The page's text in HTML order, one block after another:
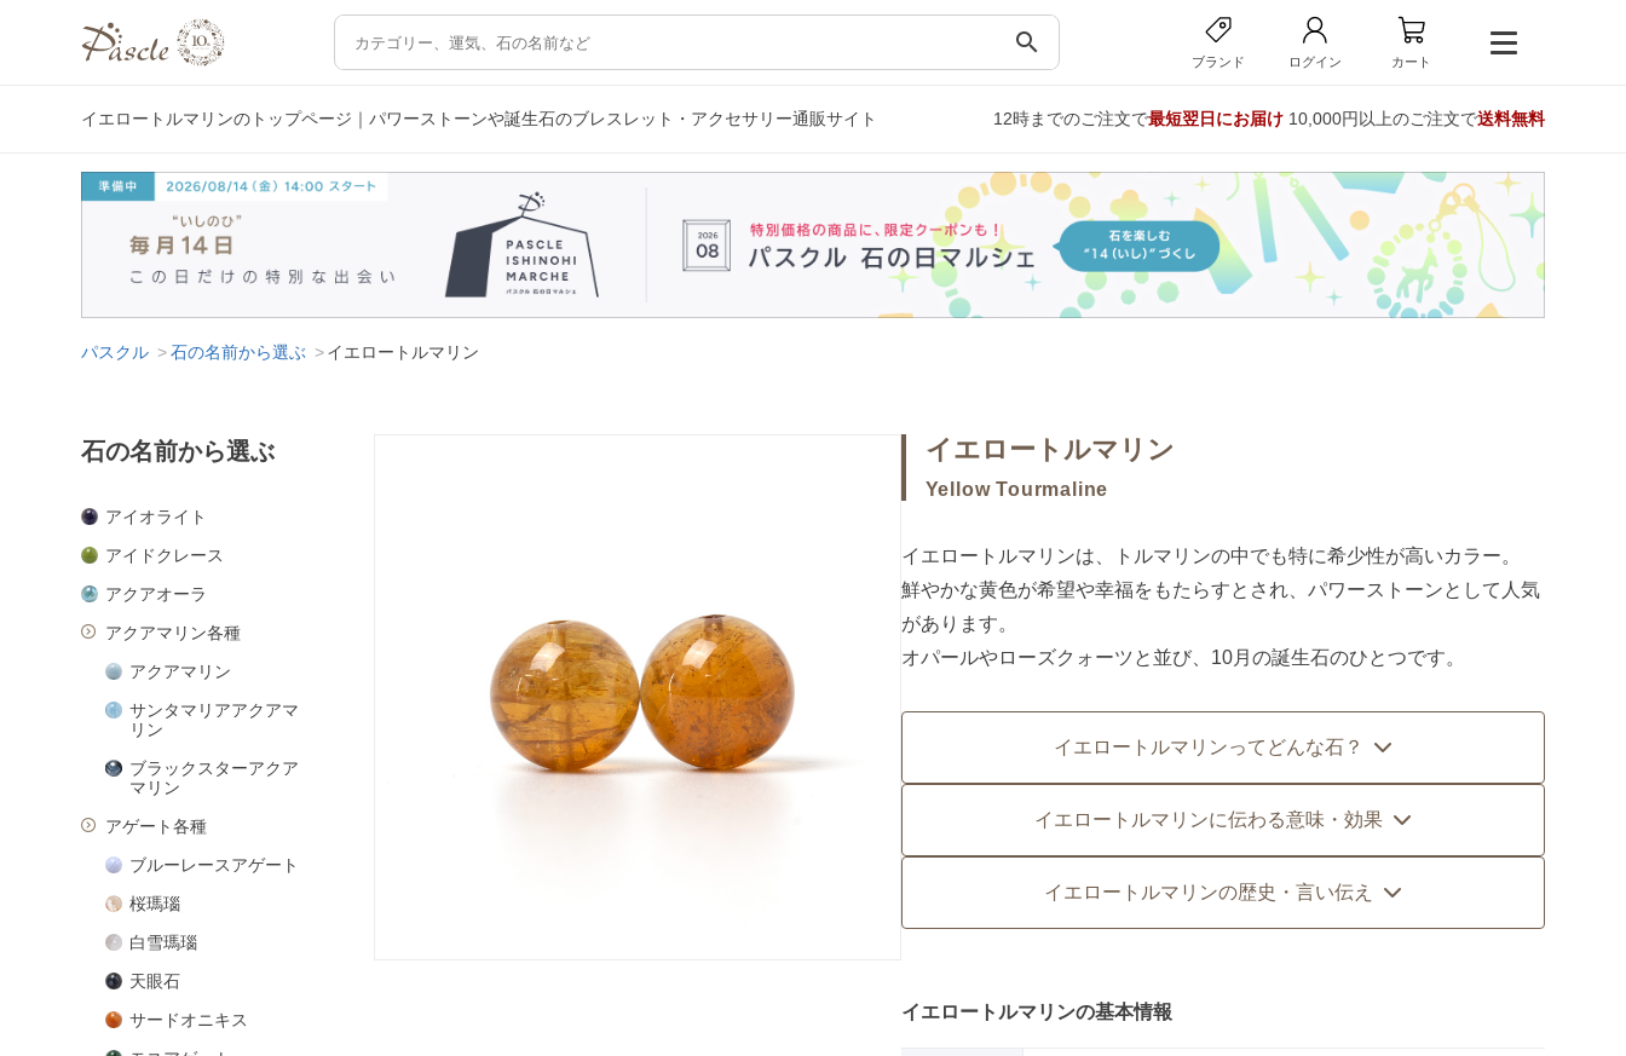
search
ブランド ログイン カート
イエロートルマリンのトップページ｜パワーストーンや誕生石のブレスレット・アクセサリー通販サイト 12時までのご注文で最短翌日にお届け10,000円以上のご注文で送料無料
パスクル 石の名前から選ぶ イエロートルマリン
石の名前から選ぶ
アイオライト
アイドクレース
アクアオーラ
アクアマリン各種
アクアマリン
サンタマリアアクアマ
リン
ブラックスターアクア
マリン
アゲート各種
ブルーレースアゲート
桜瑪瑙
白雪瑪瑙
天眼石
サードオニキス
イエロートルマリン
Yellow Tourmaline
イエロートルマリンは、トルマリンの中でも特に希少性が高いカラー。
鮮やかな黄色が希望や幸福をもたらすとされ、パワーストーンとして人気
があります。
オパールやローズクォーツと並び、10月の誕生石のひとつです。
イエロートルマリンってどんな石？
イエロートルマリンに伝わる意味・効果
イエロートルマリンの歴史・言い伝え
イエロートルマリンの基本情報